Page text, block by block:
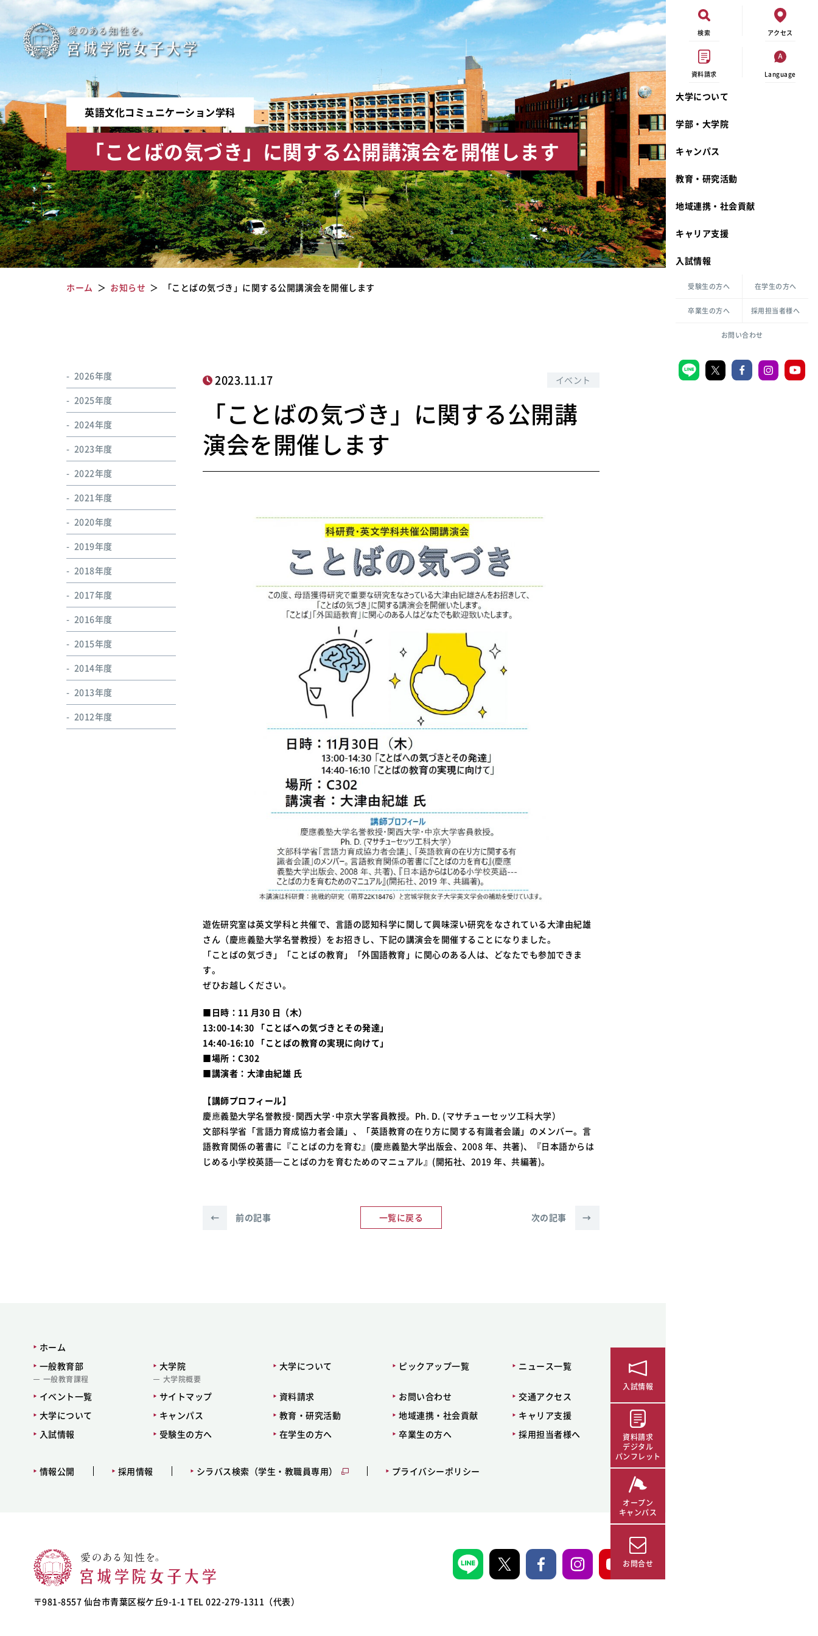
検索 アクセス
資料請求 Language
大学について
宮城学院 校歌
礼拝堂
カリキュラム・ポリシー
倫理憲章
ハラスメントの防止
共生のための多様性宣言
学部・大学院
生活文化デザイン学科
一般教育課程
キャンパス
奨学金
大学祭
キャンパスメンバーズ
教職センター
学芸員課程
図書館司書課程
教育・研究活動動物実験に関する情報公開
キリスト教文化研究所
生活環境科学研究所
地域連携・社会貢献
カリキュラム・入室方法
キャリア支援
入試情報
受験生の方へ 在学生の方へ
卒業生の方へ 採用担当者様へ
お問い合わせ
宮
城
学
院
女
子
大
学
英語文化コミュニケーション学科
「ことばの気づき」に関する公開講演会を開催します
ホーム お知らせ 「ことばの気づき」に関する公開講演会を開催します
2023.11.17 イベント
「ことばの気づき」に関する公開講
演会を開催します
遊佐研究室は英文学科と共催で、言語の認知科学に関して興味深い研究をなされている大津由紀雄
さん（慶應義塾大学名誉教授）をお招きし、下記の講演会を開催することになりました。
「ことばの気づき」「ことばの教育」「外国語教育」に関心のある人は、どなたでも参加できま
す。
ぜひお越しください。
■日時：11 月30 日（木）
13:00-14:30 「ことばへの気づきとその発達」
14:40-16:10 「ことばの教育の実現に向けて」
■場所：C302
■講演者：大津由紀雄 氏
【講師プロフィール】
慶應義塾大学名誉教授･関西大学･中京大学客員教授。Ph. D. (マサチューセッツ工科大学）
文部科学省「言語力育成協力者会議」、「英語教育の在り方に関する有識者会議」のメンバー。言
語教育関係の著書に『ことばの力を育む』(慶應義塾大学出版会、2008 年、共著)、『日本語からは
じめる小学校英語—ことばの力を育むためのマニュアル』(開拓社、2019 年、共編著)。
← 前の記事 一覧に戻る 次の記事 →
2026年度
2025年度
2024年度
2023年度
2022年度
2021年度
2020年度
2019年度
2018年度
2017年度
2016年度
2015年度
2014年度
2013年度
2012年度
ホーム
一般教育部
一般教育課程
大学院
大学院概要
大学について ピックアップ一覧 ニュース一覧
イベント一覧 サイトマップ 資料請求 お問い合わせ
交通アクセス
大学について
キャンパス 教育・研究活動 地域連携・社会貢献
キャリア支援
入試情報
受験生の方へ 在学生の方へ 卒業生の方へ 採用担当者様へ
情報公開 採用情報 シラバス検索（学生・教職員専用） プライバシーポリシー
〒981-8557 仙台市青葉区桜ケ丘9-1-1 TEL 022-279-1311（代表）
入試情報
資料請求
デジタル
パンフレット
オープン
キャンパス
お問合せ